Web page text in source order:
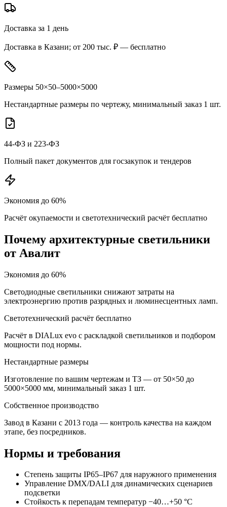
Доставка за 1 день
Доставка в Казани; от 200 тыс. ₽ — бесплатно
Размеры 50×50–5000×5000
Нестандартные размеры по чертежу, минимальный заказ 1 шт.
44-ФЗ и 223-ФЗ
Полный пакет документов для госзакупок и тендеров
Экономия до 60%
Расчёт окупаемости и светотехнический расчёт бесплатно
Почему архитектурные светильники
от Авалит
Экономия до 60%
Светодиодные светильники снижают затраты на
электроэнергию против разрядных и люминесцентных ламп.
Светотехнический расчёт бесплатно
Расчёт в DIALux evo с раскладкой светильников и подбором
мощности под нормы.
Нестандартные размеры
Изготовление по вашим чертежам и ТЗ — от 50×50 до
5000×5000 мм, минимальный заказ 1 шт.
Собственное производство
Завод в Казани с 2013 года — контроль качества на каждом
этапе, без посредников.
Нормы и требования
Степень защиты IP65–IP67 для наружного применения
Управление DMX/DALI для динамических сценариев
подсветки
Стойкость к перепадам температур −40…+50 °C